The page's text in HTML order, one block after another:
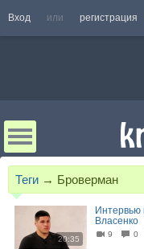
Вход или регистрация
Теги → Броверман
20:35
Интервью
Власенко
9 0